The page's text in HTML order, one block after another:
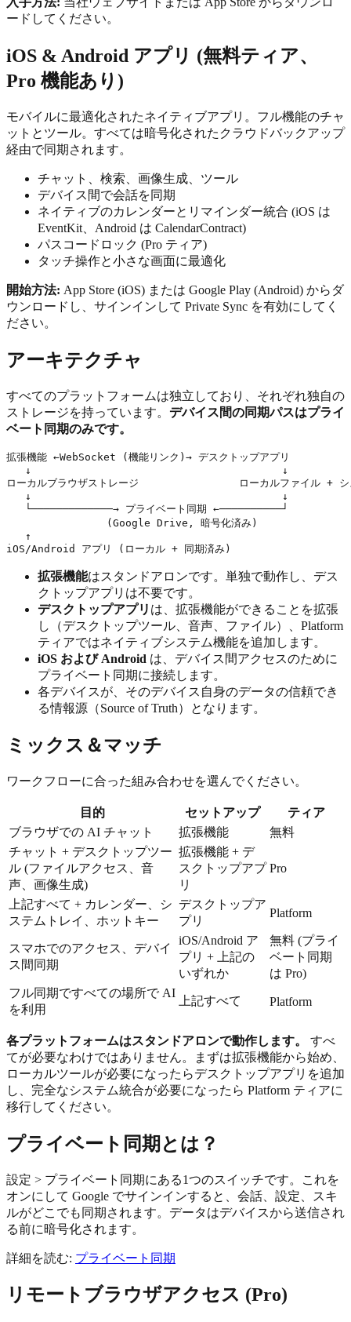
ードしてください。
iOS & Android アプリ (無料ティア、
Pro 機能あり)
モバイルに最適化されたネイティブアプリ。フル機能のチャ
ットとツール。すべては暗号化されたクラウドバックアップ
経由で同期されます。
チャット、検索、画像生成、ツール
デバイス間で会話を同期
ネイティブのカレンダーとリマインダー統合 (iOS は
EventKit、Android は CalendarContract)
パスコードロック (Pro ティア)
タッチ操作と小さな画面に最適化
開始方法: App Store (iOS) または Google Play (Android) からダ
ウンロードし、サインインして Private Sync を有効にしてく
ださい。
アーキテクチャ
すべてのプラットフォームは独立しており、それぞれ独自の
ストレージを持っています。 デバイス間の同期パスはプライ
ベート同期のみです。
拡張機能 ←WebSocket (機能リンク)→ デスクトップアプリ
   ↓                                        ↓
ローカルブラウザストレージ                ローカルファイル + シ
   ↓                                        ↓
   └─────────────→ プライベート同期 ←──────────┘
                (Google Drive, 暗号化済み)
   ↑
拡張機能はスタンドアロンです。単独で動作し、デス
クトップアプリは不要です。
デスクトップアプリ は、拡張機能ができることを拡張
し（デスクトップツール、音声、ファイル）、Platform
ティアではネイティブシステム機能を追加します。
iOS および Android は、デバイス間アクセスのために
プライベート同期に接続します。
各デバイスが、そのデバイス自身のデータの信頼でき
る情報源（Source of Truth）となります。
ミックス＆マッチ
ワークフローに合った組み合わせを選んでください。
目的 セットアップ
ティア
ブラウザでの AI チャット
拡張機能
無料
チャット + デスクトップツー
ル (ファイルアクセス、音
声、画像生成)
拡張機能 + デ
スクトップアプ
リ
Pro
上記すべて + カレンダー、シ
ステムトレイ、ホットキー
デスクトップア
プリ
Platform
スマホでのアクセス、デバイ
ス間同期
iOS/Android ア
プリ + 上記の
いずれか
無料 (プライ
ベート同期
は Pro)
フル同期ですべての場所で AI
を利用
上記すべて Platform
各プラットフォームはスタンドアロンで動作します。
すべ
てが必要なわけではありません。まずは拡張機能から始め、
ローカルツールが必要になったらデスクトップアプリを追加
し、完全なシステム統合が必要になったら Platform ティアに
移行してください。
プライベート同期とは？
設定 > プライベート同期にある1つのスイッチです。これを
オンにして Google でサインインすると、会話、設定、スキ
ルがどこでも同期されます。データはデバイスから送信され
る前に暗号化されます。
詳細を読む: プライベート同期
リモートブラウザアクセス (Pro)